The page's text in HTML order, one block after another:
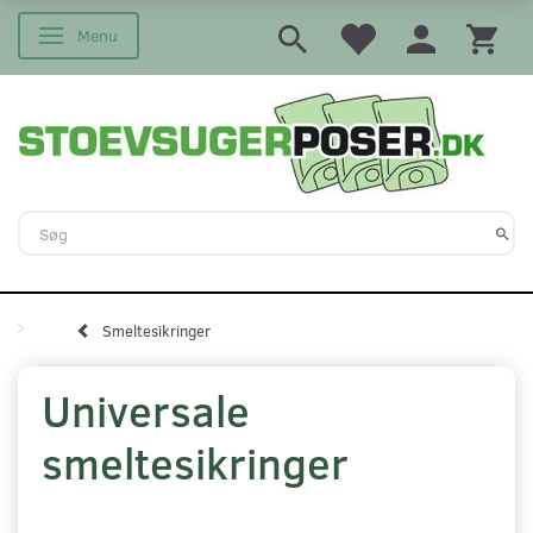
Skifte navigation
Menu
Smeltesikringer
Universale
smeltesikringer